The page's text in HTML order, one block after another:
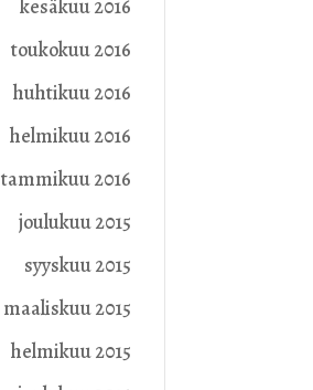
kesäkuu 2016
toukokuu 2016
huhtikuu 2016
helmikuu 2016
tammikuu 2016
joulukuu 2015
syyskuu 2015
maaliskuu 2015
helmikuu 2015